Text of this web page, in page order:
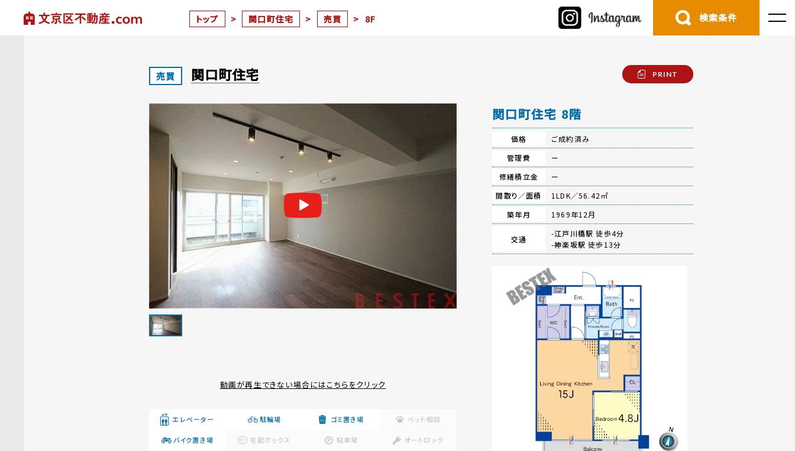
トップ > 関口町住宅 > 売買 > 8F 検索条件
売買 関口町住宅 PRINT
動画が再生できない場合にはこちらをクリック
エレベーター 駐輪場 ゴミ置き場 ペット相談
バイク置き場 宅配ボックス 駐車場 オートロック
関口町住宅 8階
価格
ご成約済み
管理費
ー
修繕積立金
ー
間取り／面積
1LDK／56.42㎡
築年月
1969年12月
交通
-江戸川橋駅 徒歩4分
-神楽坂駅 徒歩13分